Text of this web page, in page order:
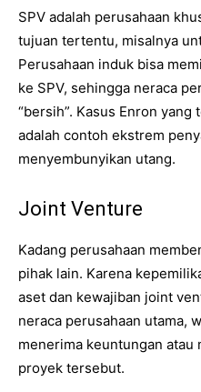
SPV adalah perusahaan
tujuan tertentu, misalnya
Perusahaan induk bisa
ke SPV, sehingga neraca
“bersih”. Kasus Enron
adalah contoh ekstrem
menyembunyikan utang.
Joint Venture
Kadang perusahaan
pihak lain. Karena
aset dan kewajiban joint
neraca perusahaan utama,
menerima keuntungan
proyek tersebut.